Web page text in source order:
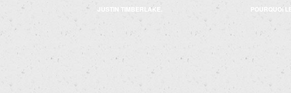
des
JUSTIN TIMBERLAKE.
POURQUOI